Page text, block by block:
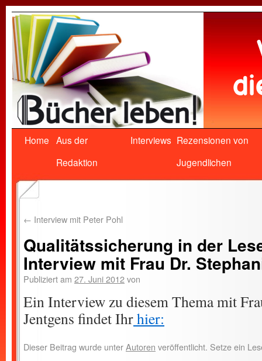
Home Aus der
Redaktion
Interviews Rezensionen von
Jugendlichen
← Interview mit Peter Pohl
Qualitätssicherung in der
Interview mit Frau Dr.
Publiziert am 27. Juni 2012von
Ein Interview zu diesem Thema mit
Jentgens findet Ihrhier:
Dieser Beitrag wurde unterAutoren veröffentlicht. Setze ein